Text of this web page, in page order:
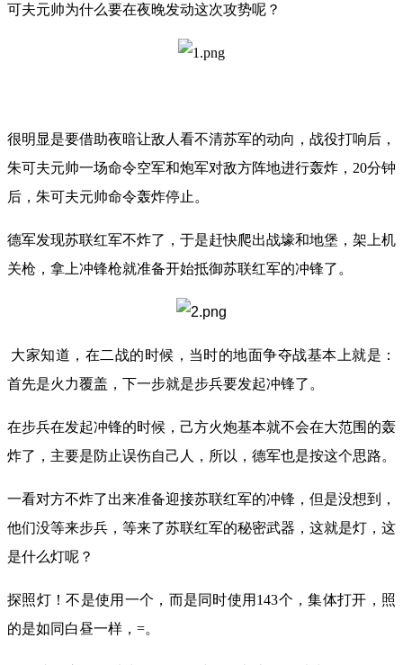
可夫元帅为什么要在夜晚发动这次攻势呢？
很明显是要借助夜暗让敌人看不清苏军的动向，战役打响后，
朱可夫元帅一场命令空军和炮军对敌方阵地进行轰炸，20分钟
后，朱可夫元帅命令轰炸停止。
德军发现苏联红军不炸了，于是赶快爬出战壕和地堡，架上机
关枪，拿上冲锋枪就准备开始抵御苏联红军的冲锋了。
大家知道，在二战的时候，当时的地面争夺战基本上就是：
首先是火力覆盖，下一步就是步兵要发起冲锋了。
在步兵在发起冲锋的时候，己方火炮基本就不会在大范围的轰
炸了，主要是防止误伤自己人，所以，德军也是按这个思路。
一看对方不炸了出来准备迎接苏联红军的冲锋，但是没想到，
他们没等来步兵，等来了苏联红军的秘密武器，这就是灯，这
是什么灯呢？
探照灯！不是使用一个，而是同时使用143个，集体打开，照
的是如同白昼一样，=。